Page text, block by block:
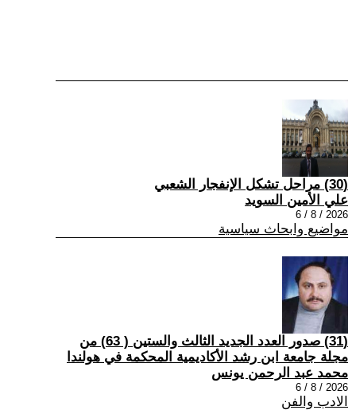
(30) مراحل تشكل الإنفجار الشعبي
علي الأمين السويد
2026 / 8 / 6
مواضيع وابحاث سياسية
(31) صدور العدد الجديد الثالث والستين ( 63) من
مجلة جامعة ابن رشد الأكاديمية المحكمة في هولندا
محمد عبد الرحمن يونس
2026 / 8 / 6
الادب والفن